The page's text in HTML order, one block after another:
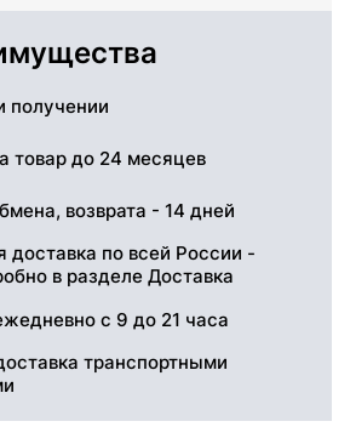
получении
товар до 24 месяцев
возврата - 14 дней
доставка по всей России -
в разделе Доставка
с 9 до 21 часа
транспортными